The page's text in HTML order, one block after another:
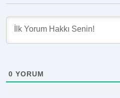
0 YORUM